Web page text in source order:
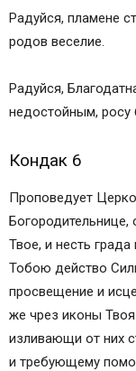
Радуйся, пламене
родов веселие.
Радуйся,
недостойным, росу
Кондак 6
Проповедует
Твое, и несть
Тобою действо
просвещение и
же чрез иконы
изливающи от них
и требующему